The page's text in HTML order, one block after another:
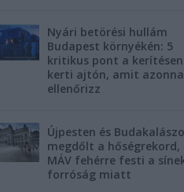
Nyári betörési hullám
Budapest környékén: 5
kritikus pont a kerítésen
kerti ajtón, amit
ellenőrizz
Újpesten és
megdőlt a hőségrekord,
MÁV fehérre festi a
forróság miatt